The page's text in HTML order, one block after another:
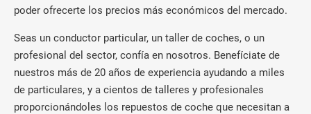
poder ofrecerte los precios más económicos del mercado.
Seas un conductor particular, un taller de coches, o un
profesional del sector, confía en nosotros. Benefíciate de
nuestros más de 20 años de experiencia ayudando a miles
de particulares, y a cientos de talleres y profesionales
proporcionándoles los repuestos de coche que necesitan a